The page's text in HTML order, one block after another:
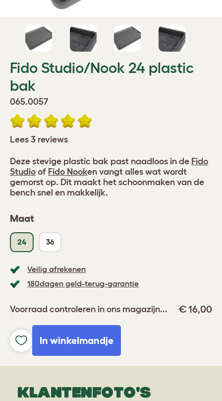
Fido Studio/Nook 24 plastic
bak
065.0057
Lees 3 reviews
Maat
24 36
Veilig afrekenen
180dagen geld-terug-garantie
Voorraad controleren in ons magazijn... € 16,00
In winkelmandje
Deze stevige plastic bak past naadloos in de Fido
Studio of Fido Nooken vangt alles wat wordt
gemorst op. Dit maakt het schoonmaken van de
bench snel en makkelijk.
KLANTENFOTO'S